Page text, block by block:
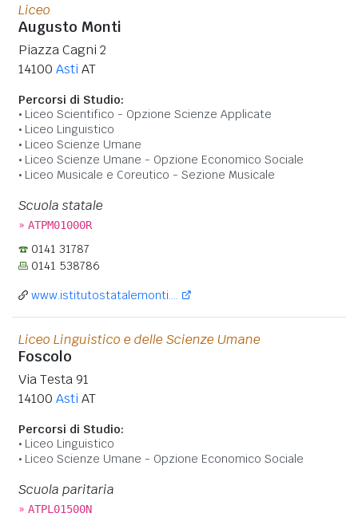
Liceo
Augusto Monti
Piazza Cagni 2
14100 Asti AT
Percorsi di Studio:
Liceo Scientifico - Opzione Scienze Applicate
Liceo Linguistico
Liceo Scienze Umane
Liceo Scienze Umane - Opzione Economico Sociale
Liceo Musicale e Coreutico - Sezione Musicale
Scuola statale
» ATPM01000R
0141 31787
0141 538786
www.istitutostatalemonti....
Liceo Linguistico e delle Scienze Umane
Foscolo
Via Testa 91
14100 Asti AT
Percorsi di Studio:
Liceo Linguistico
Liceo Scienze Umane - Opzione Economico Sociale
Scuola paritaria
» ATPL01500N